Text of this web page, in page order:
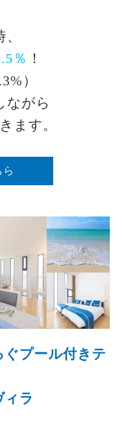
％ ！
）
ながら
ます。
プール付きテ
ィラ